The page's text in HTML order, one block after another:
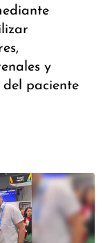
y
paciente